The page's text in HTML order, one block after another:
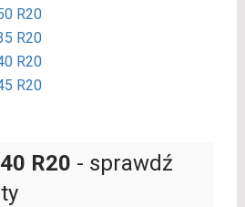
R20
R20
R20
R20
R20 - sprawdź